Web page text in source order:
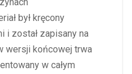
był kręcony
i został zapisany na
wersji końcowej trwa
w całym